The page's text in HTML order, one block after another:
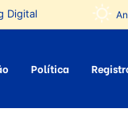
Digital
Política